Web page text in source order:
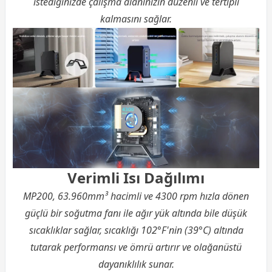
kalmasını sağlar.
Verimli Isı Dağılımı
MP200, 63.960mm³ hacimli ve 4300 rpm hızla dönen
güçlü bir soğutma fanı ile ağır yük altında bile düşük
sıcaklıklar sağlar, sıcaklığı 102°F'nin (39°C) altında
tutarak performansı ve ömrü artırır ve olağanüstü
dayanıklılık sunar.